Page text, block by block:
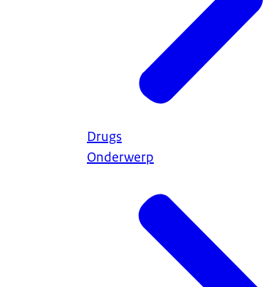
Drugs
Onderwerp